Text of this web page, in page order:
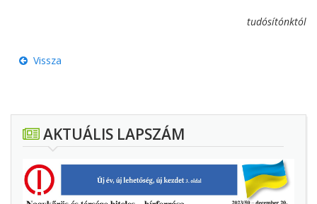
tudósítónktól
Vissza
AKTUÁLIS LAPSZÁM